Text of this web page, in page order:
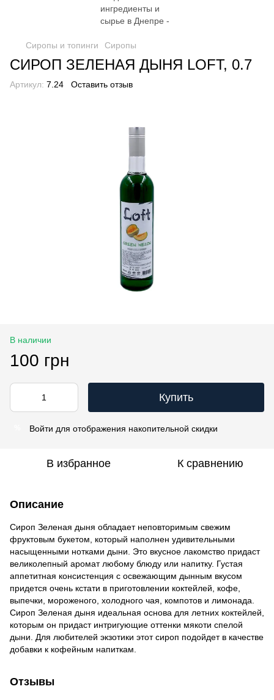
Сиропы и топинги Сиропы
СИРОП ЗЕЛЕНАЯ ДЫНЯ LOFT, 0.7
Артикул: 7.24 Оставить отзыв
В наличии
100 грн
Купить
Войти для отображения накопительной скидки
В избранное К сравнению
Описание
Сироп Зеленая дыня обладает неповторимым свежим
фруктовым букетом, который наполнен удивительными
насыщенными нотками дыни. Это вкусное лакомство придаст
великолепный аромат любому блюду или напитку. Густая
аппетитная консистенция с освежающим дынным вкусом
придется очень кстати в приготовлении коктейлей, кофе,
выпечки, мороженого, холодного чая, компотов и лимонада.
Сироп Зеленая дыня идеальная основа для летних коктейлей,
которым он придаст интригующие оттенки мякоти спелой
дыни. Для любителей экзотики этот сироп подойдет в качестве
добавки к кофейным напиткам.
Отзывы